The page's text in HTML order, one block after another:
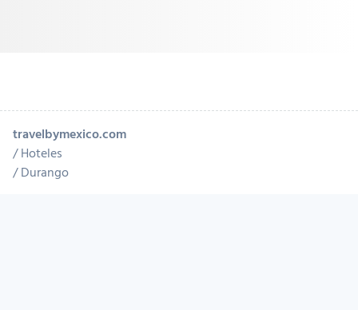
travelbymexico.com
Hoteles
Durango